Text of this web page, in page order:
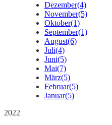
Dezember(4)
November(5)
Oktober(1)
September(1)
August(6)
Juli(4)
Juni(5)
Mai(7)
März(5)
Februar(5)
Januar(5)
2022